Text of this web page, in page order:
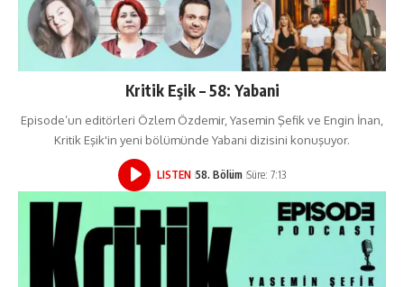
Kritik Eşik – 58: Yabani
Episode’un editörleri Özlem Özdemir, Yasemin Şefik ve Engin İnan,
Kritik Eşik'in yeni bölümünde Yabani dizisini konuşuyor.
LISTEN 58. Bölüm Süre: 7:13